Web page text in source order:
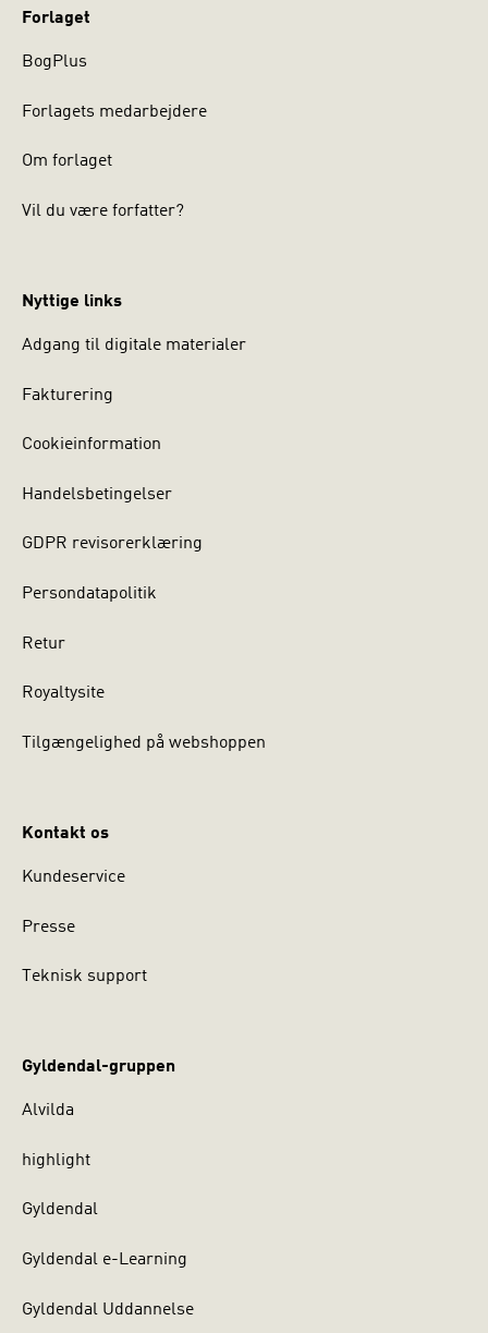
Forlaget
BogPlus
Forlagets medarbejdere
Om forlaget
Vil du være forfatter?
Nyttige links
Adgang til digitale materialer
Fakturering
Cookieinformation
Handelsbetingelser
GDPR revisorerklæring
Persondatapolitik
Retur
Royaltysite
Tilgængelighed på webshoppen
Kontakt os
Kundeservice
Presse
Teknisk support
Gyldendal-gruppen
Alvilda
highlight
Gyldendal
Gyldendal e-Learning
Gyldendal Uddannelse